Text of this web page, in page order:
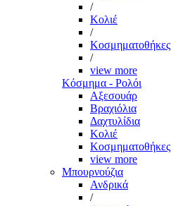
/
Κολιέ
/
Κοσμηματοθήκες
/
view more
Κόσμημα - Ρολόι
Αξεσουάρ
Βραχιόλια
Δαχτυλίδια
Κολιέ
Κοσμηματοθήκες
view more
Μπουρνούζια
Ανδρικά
/